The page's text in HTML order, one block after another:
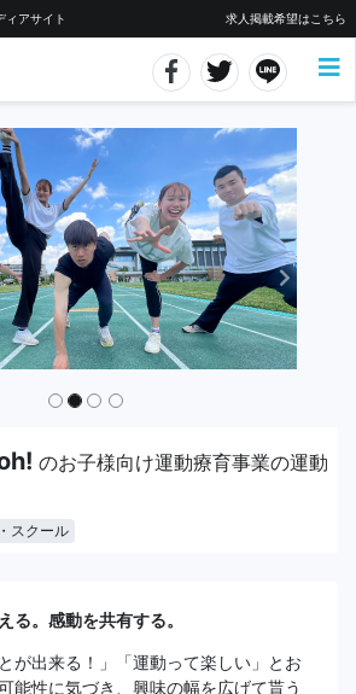
ィアサイト 求人掲載希望はこちら
のお子様向け運動療育事業の運動
スクール
る。感動を共有する。
が出来る！」「運動って楽しい」とお
能性に気づき、興味の幅を広げて貰う